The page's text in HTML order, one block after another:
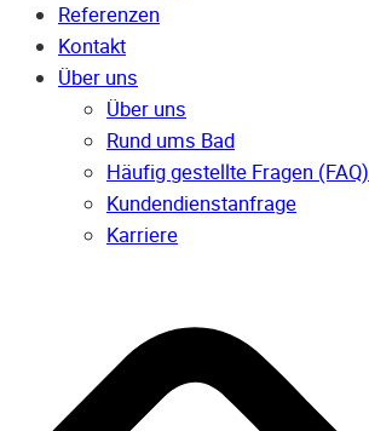
Referenzen
Kontakt
Über uns
Über uns
Rund ums Bad
Häufig gestellte Fragen (FAQ)
Kunden­dienst­anfrage
Karriere